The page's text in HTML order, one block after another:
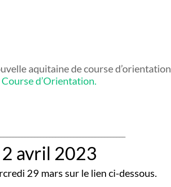
aquitaine de course d’orientation
d’Orientation.
avril 2023
29 mars sur le lien ci-dessous.